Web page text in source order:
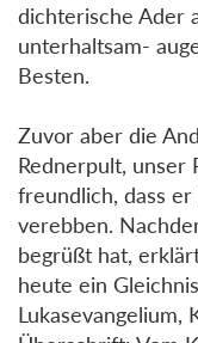
dichterische Ader
unterhaltsam-
Besten.
Zuvor aber die
Rednerpult, unser
freundlich, dass
verebben.
begrüßt hat,
heute ein
Lukasevangelium,